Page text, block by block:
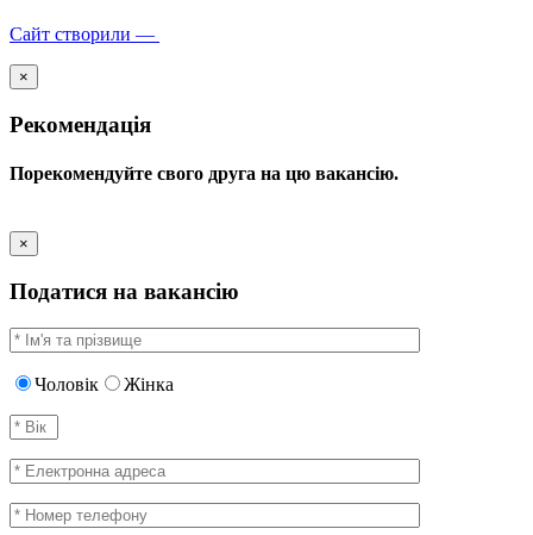
Сайт створили —
×
Рекомендація
Порекомендуйте свого друга на цю вакансію.
×
Податися на вакансію
Чоловік Жінка